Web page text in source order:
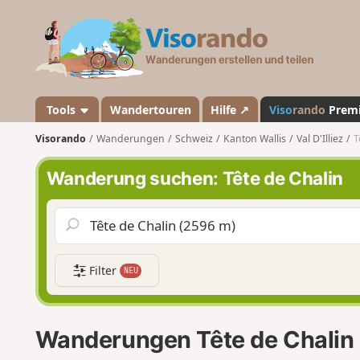
a
n
d
o
Tools Wandertouren Hilfe ↗ Visorando
Visorando Wanderungen Schweiz Kanton Wallis Val D'Illiez
Wanderung suchen: Tête de Chalin
Filter NEU
Wanderungen Tête de Chalin